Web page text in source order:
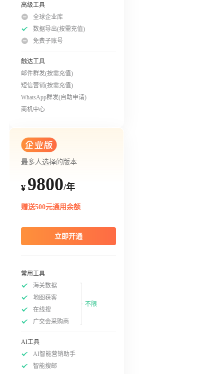
高级工具
全球企业库
数据导出(按需充值)
免费子账号
触达工具
邮件群发(按需充值)
短信营销(按需充值)
WhatsApp群发(自助申请)
商机中心
最多人选择的版本
¥ 9800/年
赠送500元通用余额
立即开通
常用工具
海关数据
地图获客
在线搜
广交会采购商
不限
AI工具
AI智能营销助手
智能搜邮